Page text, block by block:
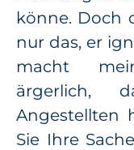
könne. Doch
nur das, er
macht
ärgerlich,
Angestellten
Sie Ihre